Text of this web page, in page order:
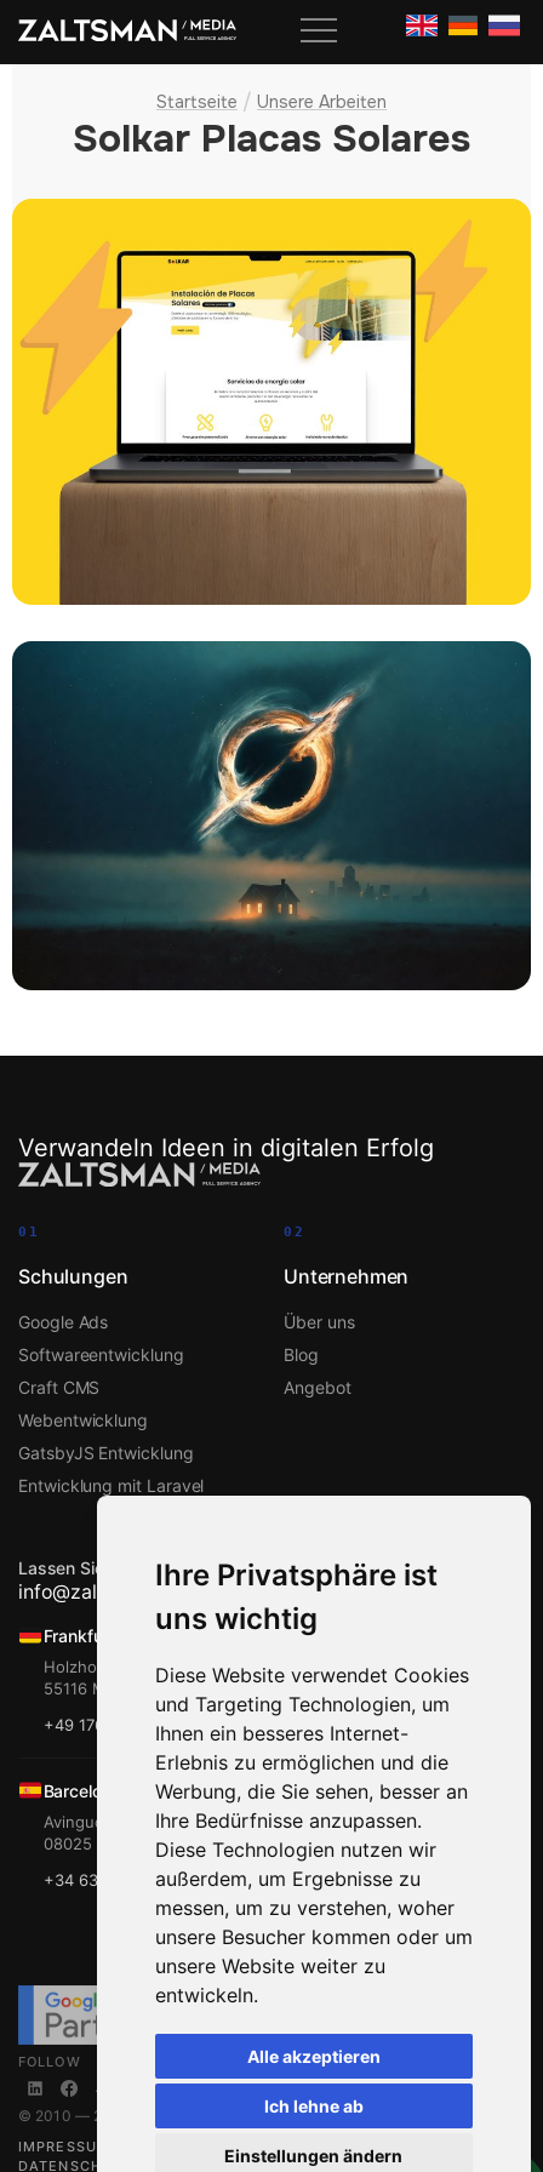
Ihre Privatsphäre ist
uns wichtig
Diese Website verwendet Cookies
und Targeting Technologien, um
Ihnen ein besseres Internet-
Erlebnis zu ermöglichen und die
Werbung, die Sie sehen, besser an
Ihre Bedürfnisse anzupassen.
Diese Technologien nutzen wir
außerdem, um Ergebnisse zu
messen, um zu verstehen, woher
unsere Besucher kommen oder um
unsere Website weiter zu
entwickeln.
Alle akzeptieren
Ich lehne ab
Einstellungen ändern
content
Startseite / Unsere Arbeiten
Solkar Placas Solares
Verwandeln Ideen in digitalen Erfolg
01
Schulungen
Google Ads
Softwareentwicklung
Craft CMS
Webentwicklung
GatsbyJS Entwicklung
Entwicklung mit Laravel
02
Unternehmen
Über uns
Blog
Angebot
Lassen Sie uns zusammenarbeiten
info@zalts-man.com
Frankfurt, Mainz
Holzhofstr. 11
55116 Mainz
+49 176 765 081 00
Barcelona
Avinguda de Gaudi 2
08025 Barcelona
+34 635 797 365
FOLLOW
© 2010 — 2026 Zaltsman Media Agency
IMPRESSUM
DATENSCHUTZ